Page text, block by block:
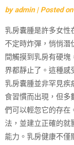
byadmin | Posted on
乳房囊腫是許多女性
不定時炸彈，悄悄潛
間觸摸到乳房有硬
界都靜止了。這種感
乳房囊腫並非罕見疾
食習慣而出現，但多
們可以輕忽它的存在
法，並建立正確的就
能力。乳房健康不僅